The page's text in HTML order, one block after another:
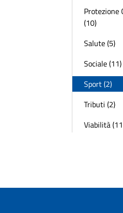
Protezione
(10)
Salute (5)
Sociale (11)
Sport (2)
Tributi (2)
Viabilità